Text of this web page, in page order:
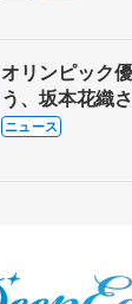
オリンピック
う、坂本花織
8月7日に文科
ニュース